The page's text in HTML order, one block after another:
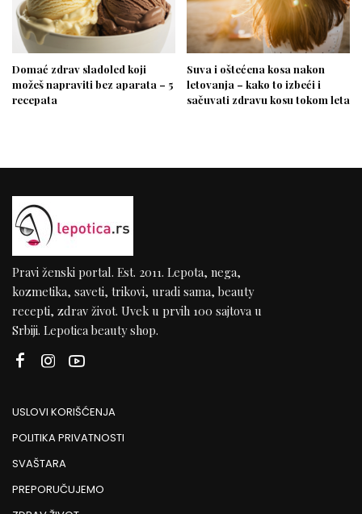
Domać zdrav sladoled koji
možeš napraviti bez aparata – 5
recepata
Suva i oštećena kosa nakon
letovanja – kako to izbeći i
sačuvati zdravu kosu tokom leta
Pravi ženski portal. Est. 2011. Lepota, nega,
kozmetika, saveti, trikovi, uradi sama, beauty
recepti, zdrav život. Uvek u prvih 100 sajtova u
Srbiji. Lepotica beauty shop.
USLOVI KORIŠĆENJA
POLITIKA PRIVATNOSTI
SVAŠTARA
PREPORUČUJEMO